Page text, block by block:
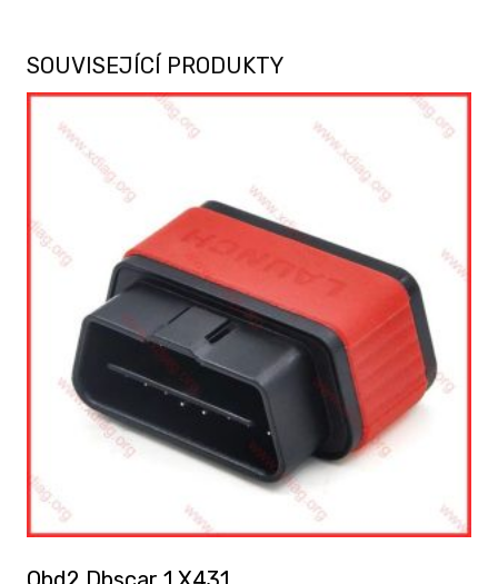
SOUVISEJÍCÍ PRODUKTY